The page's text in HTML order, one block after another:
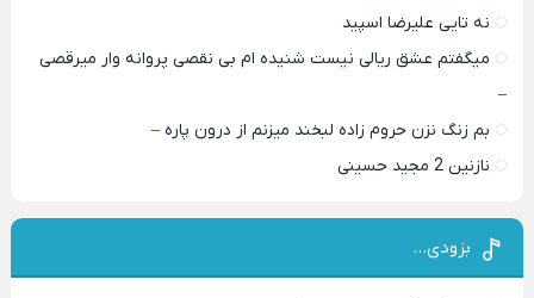
نه تایی علیرضا اسپید
میگفتم عشق ریالی نیست شنیده ام بی نقصی پروانه وار میرقصی
–
بم زنگ نزن حروم زاده لبخند میزنم از درون پاره –
نازنین 2 مجید حسینی
بزودی…